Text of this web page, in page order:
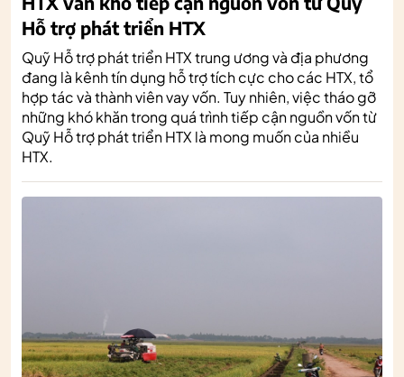
Hỗ trợ phát triển HTX
Quỹ Hỗ trợ phát triển HTX trung ương và địa phương
đang là kênh tín dụng hỗ trợ tích cực cho các HTX, tổ
hợp tác và thành viên vay vốn. Tuy nhiên, việc tháo gỡ
những khó khăn trong quá trình tiếp cận nguồn vốn từ
Quỹ Hỗ trợ phát triển HTX là mong muốn của nhiều
HTX.